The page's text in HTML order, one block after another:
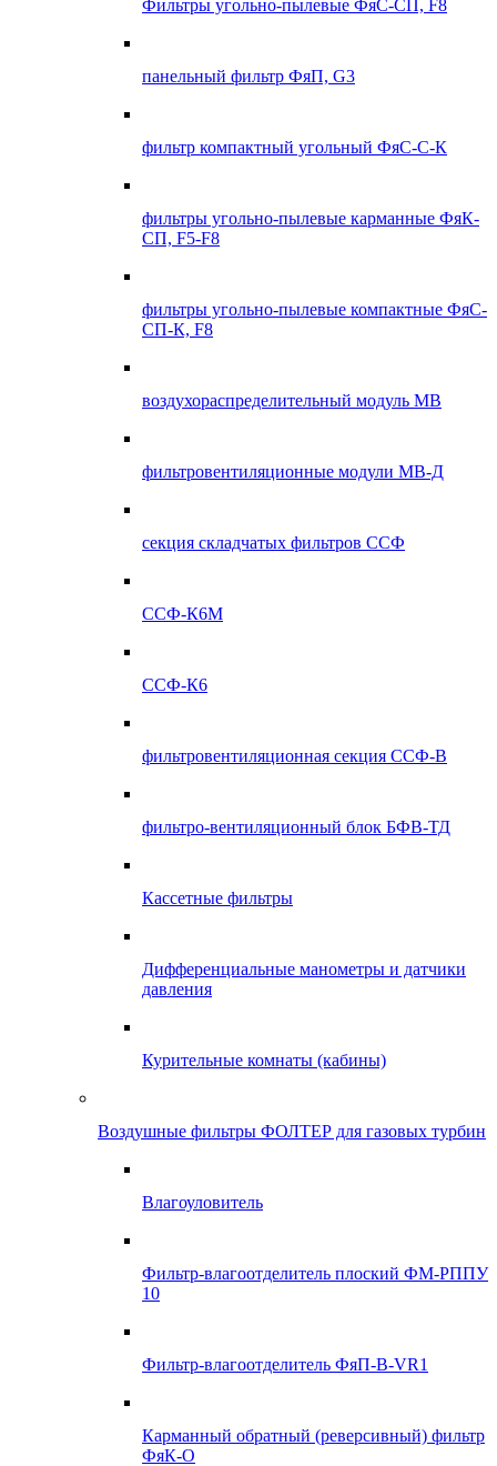
Фильтры угольно-пылевые ФяС-СП, F8
панельный фильтр ФяП, G3
фильтр компактный угольный ФяС-С-К
фильтры угольно-пылевые карманные ФяК-
СП, F5-F8
фильтры угольно-пылевые компактные ФяС-
СП-К, F8
воздухораспределительный модуль МВ
фильтровентиляционные модули МВ-Д
секция складчатых фильтров ССФ
ССФ-К6М
ССФ-К6
фильтровентиляционная секция ССФ-В
фильтро-вентиляционный блок БФВ-ТД
Кассетные фильтры
Дифференциальные манометры и датчики
давления
Курительные комнаты (кабины)
Воздушные фильтры ФОЛТЕР для газовых турбин
Влагоуловитель
Фильтр-влагоотделитель плоский ФМ-РППУ
10
Фильтр-влагоотделитель ФяП-В-VR1
Карманный обратный (реверсивный) фильтр
ФяК-О